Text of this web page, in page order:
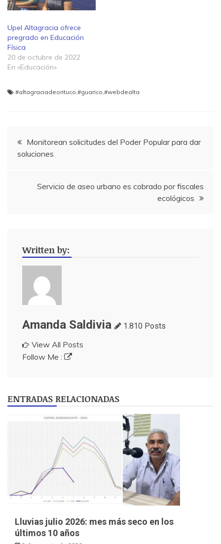
Upel Altagracia ofrece
pregrado en Educación
Física
20 de octubre de 2022
En «Educación»
#altagraciadeorituco #guarico #webdealta
Navegación
de
entradas
Monitorean solicitudes del Poder Popular para dar
soluciones
Servicio de aseo urbano es cobrado por fiscales
ecológicos
Written by:
Amanda Saldivia 1.810 Posts
View All Posts
Follow Me :
ENTRADAS RELACIONADAS
Lluvias julio 2026: mes más seco en los
últimos 10 años